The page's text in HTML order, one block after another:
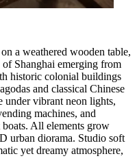
a weathered wooden table,
Shanghai emerging from
historic colonial buildings
and classical Chinese
under vibrant neon lights,
machines, and
All elements grow
urban diorama. Studio soft
yet dreamy atmosphere,